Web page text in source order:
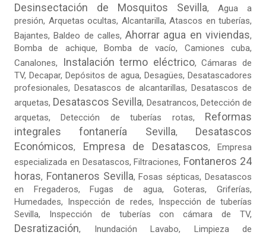
Desinsectación de Mosquitos Sevilla, Agua a
presión, Arquetas ocultas, Alcantarilla, Atascos en tuberías,
Bajantes,Baldeo de calles,Ahorrar agua en viviendas,
Bomba de achique, Bomba de vacío, Camiones cuba,
Canalones,
Instalación termo eléctrico, Cámaras de
TV, Decapar, Depósitos de agua, Desagües, Desatascadores
profesionales, Desatascos de alcantarillas, Desatascos de
arquetas, Desatascos Sevilla, Desatrancos, Detección de
arquetas, Detección de tuberías rotas, Reformas
integrales fontanería Sevilla, Desatascos
Económicos, Empresa de Desatascos, Empresa
especializada en Desatascos,Filtraciones, Fontaneros 24
horas, Fontaneros Sevilla,Fosas sépticas,Desatascos
en Fregaderos,Fugas de agua,Goteras, Griferías,
Humedades, Inspección de redes, Inspección de tuberías
Sevilla, Inspección de tuberías con cámara de TV,
Desratización, Inundación Lavabo, Limpieza de